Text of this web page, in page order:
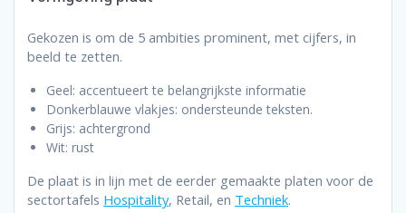
Gekozen is om de 5 ambities prominent, met cijfers, in
beeld te zetten.
Geel: accentueert te belangrijkste informatie
Donkerblauwe vlakjes: ondersteunde teksten.
Grijs: achtergrond
Wit: rust
De plaat is in lijn met de eerder gemaakte platen voor de
sectortafels Hospitality, Retail, en Techniek.